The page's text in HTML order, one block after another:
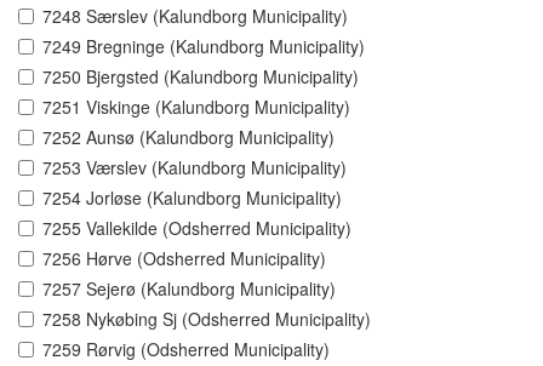
7248 Særslev (Kalundborg Municipality)
7249 Bregninge (Kalundborg Municipality)
7250 Bjergsted (Kalundborg Municipality)
7251 Viskinge (Kalundborg Municipality)
7252 Aunsø (Kalundborg Municipality)
7253 Værslev (Kalundborg Municipality)
7254 Jorløse (Kalundborg Municipality)
7255 Vallekilde (Odsherred Municipality)
7256 Hørve (Odsherred Municipality)
7257 Sejerø (Kalundborg Municipality)
7258 Nykøbing Sj (Odsherred Municipality)
7259 Rørvig (Odsherred Municipality)